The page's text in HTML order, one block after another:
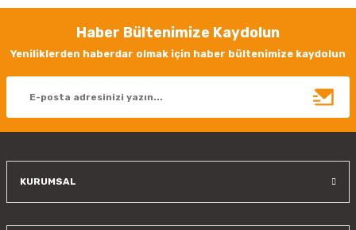
Görüş ve önerileriniz için teşekkür ederiz.
Ürün resmi kalitesiz, bozuk veya görüntülenemiyor.
Ürün bilgilerinde hatalar bulunuyor.
Haber Bültenimize Kaydolun
Yeniliklerden haberdar olmak için haber bültenimize kaydolun
KURUMSAL